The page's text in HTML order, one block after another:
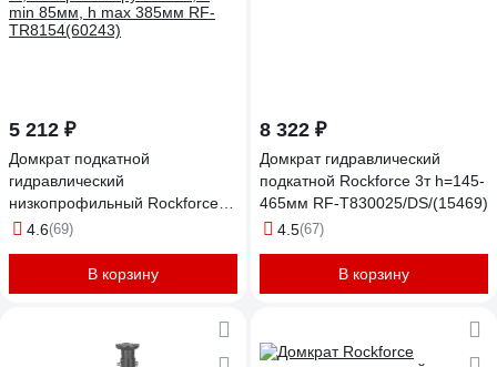
5 212 ₽
Домкрат подкатной
гидравлический
низкопрофильный Rockforce
3т, поворотная ручка 360, h
TR8154(60243)
4.6(69)
В корзину
8 322 ₽
Домкрат гидравлический
подкатной Rockforce 3т h=145-
465мм RF-T830025/DS/(15469)
4.5(67)
В корзину